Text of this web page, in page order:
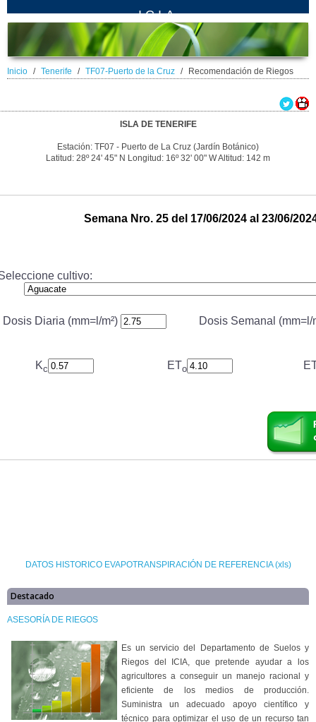
ICIA
Inicio Tenerife TF07-Puerto de la Cruz Recomendación de Riegos
ISLA DE TENERIFE
Estación: TF07 - Puerto de La Cruz (Jardín Botánico)
Latitud: 28º 24' 45" N Longitud: 16º 32' 00" W Altitud: 142 m
DATOS HISTORICO EVAPOTRANSPIRACIÓN DE REFERENCIA (xls)
Destacado
ASESORÍA DE RIEGOS
Es un servicio del Departamento de Suelos y
Riegos del ICIA, que pretende ayudar a los
agricultores a conseguir un manejo racional y
eficiente de los medios de producción.
Suministra un adecuado apoyo científico y
técnico para optimizar el uso de un recurso tan